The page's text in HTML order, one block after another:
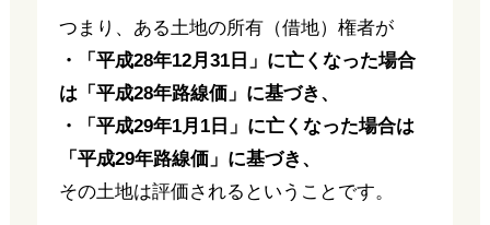
つまり、ある土地の所有（借地）権者が
・「平成28年12月31日」に亡くなった場合
は「平成28年路線価」に基づき、
・「平成29年1月1日」に亡くなった場合は
「平成29年路線価」に基づき、
その土地は評価されるということです。